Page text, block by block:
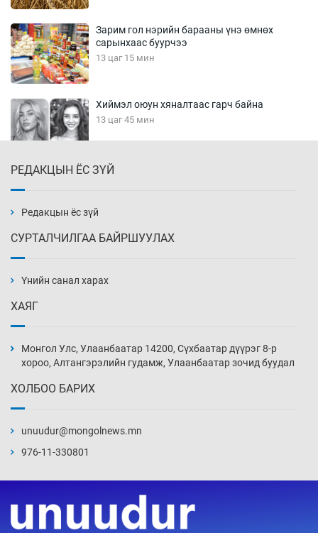
Зарим гол нэрийн барааны үнэ өмнөх
сарынхаас буурчээ
13 цаг 15 мин
Хиймэл оюун хяналтаас гарч байна
13 цаг 45 мин
14 цаг 15 мин
нэмэгджээ
14 цаг 45 мин
15 цаг 15 мин
15 цаг 45 мин
РЕДАКЦЫН ЁС ЗҮЙ
Редакцын ёс зүй
СУРТАЛЧИЛГАА БАЙРШУУЛАХ
Үнийн санал харах
ХАЯГ
Монгол Улс, Улаанбаатар 14200, Сүхбаатар дүүрэг 8-р
хороо, Алтангэрэлийн гудамж, Улаанбаатар зочид буудал
ХОЛБОО БАРИХ
unuudur@mongolnews.mn
976-11-330801